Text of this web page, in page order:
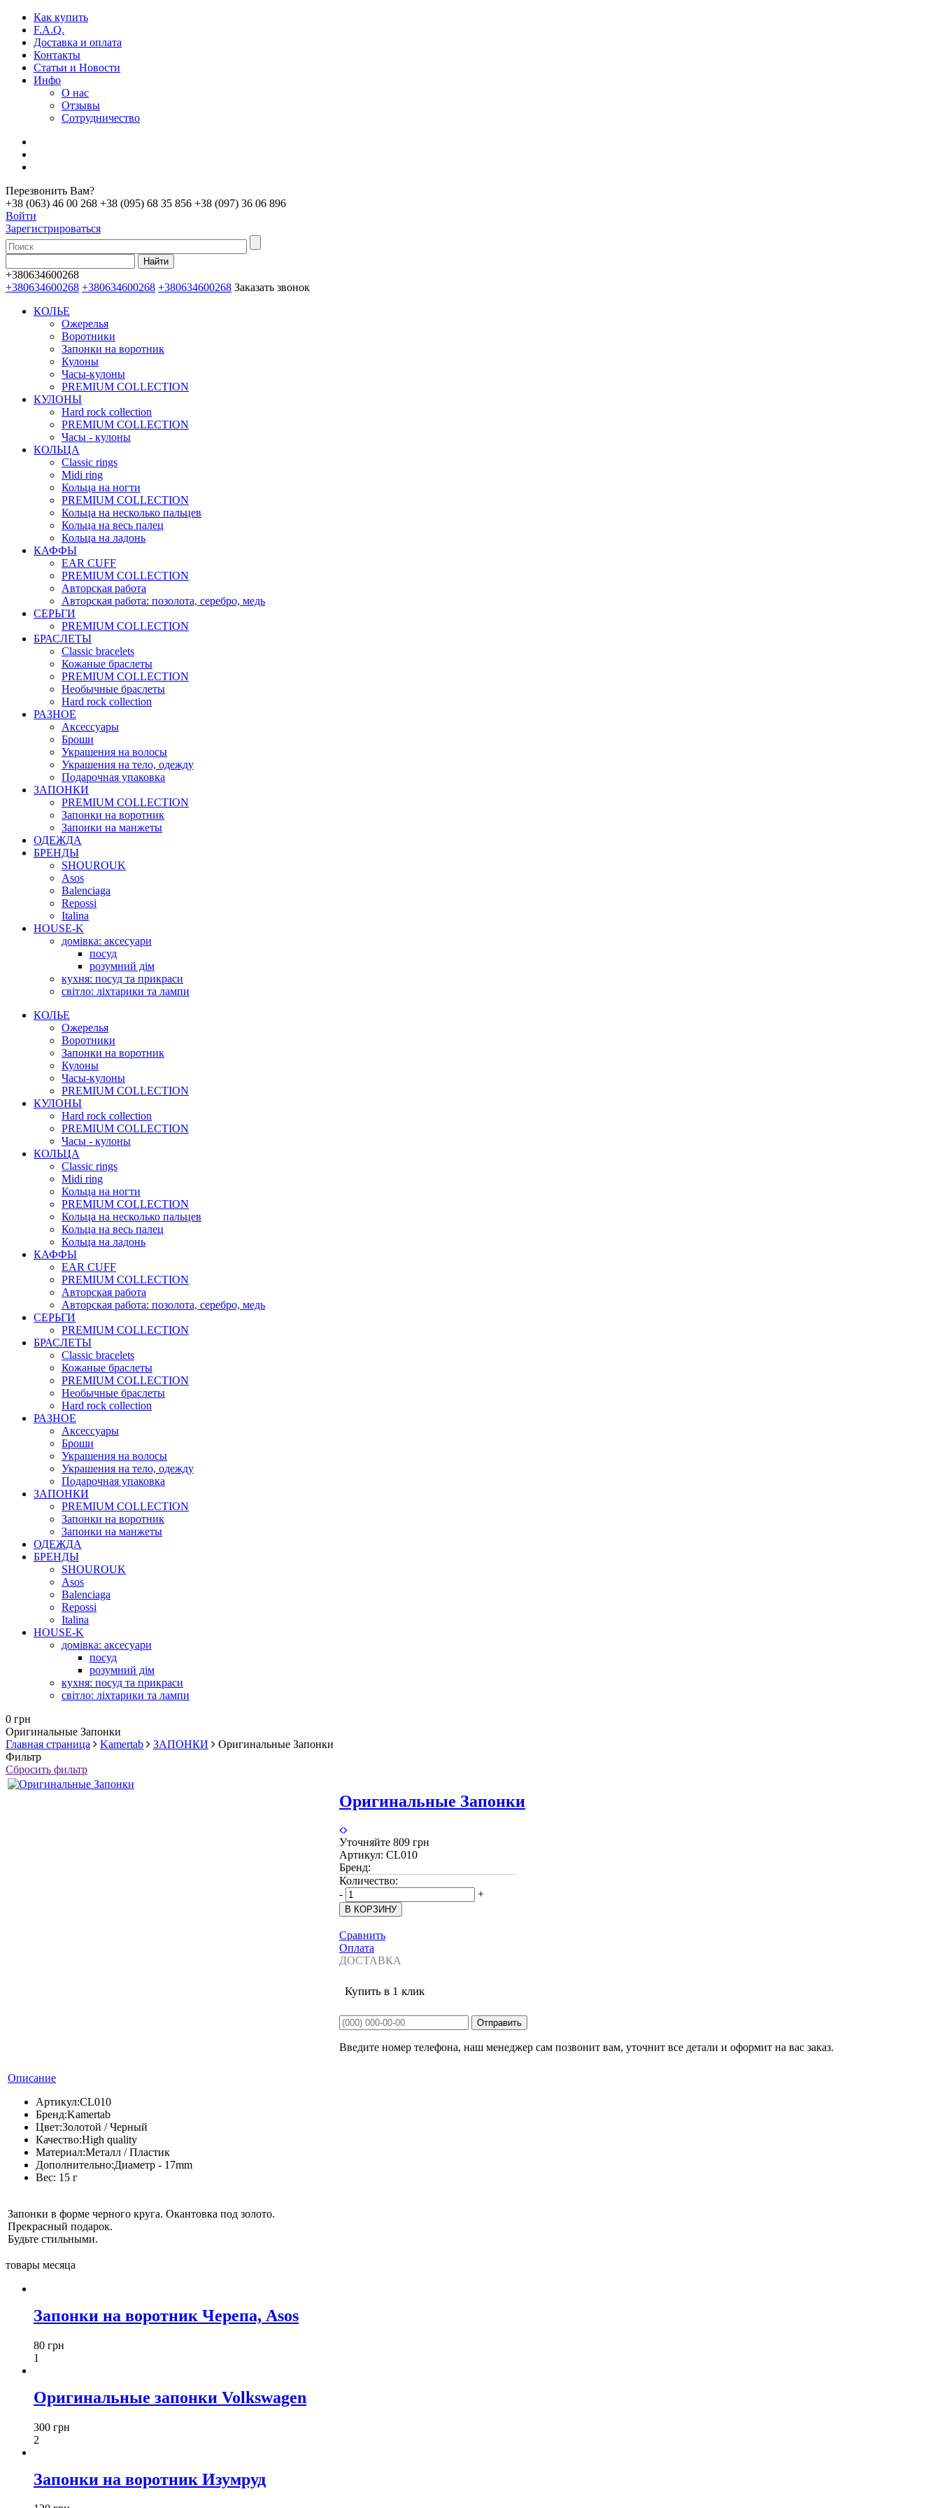
Как купить
F.A.Q.
Доставка и оплата
Контакты
Статьи и Новости
Инфо
О нас
Отзывы
Сотрудничество
Перезвонить Вам?
+38 (063) 46 00 268 +38 (095) 68 35 856 +38 (097) 36 06 896
Войти
Зарегистрироваться
+380634600268
+380634600268 +380634600268 +380634600268 Заказать звонок
КОЛЬЕ
Ожерелья
Воротники
Запонки на воротник
Кулоны
Часы-кулоны
PREMIUM COLLECTION
КУЛОНЫ
Hard rock collection
PREMIUM COLLECTION
Часы - кулоны
КОЛЬЦА
Classic rings
Midi ring
Кольца на ногти
PREMIUM COLLECTION
Кольца на несколько пальцев
Кольца на весь палец
Кольца на ладонь
КАФФЫ
EAR CUFF
PREMIUM COLLECTION
Авторская работа
Авторская работа: позолота, серебро, медь
СЕРЬГИ
PREMIUM COLLECTION
БРАСЛЕТЫ
Classic bracelets
Кожаные браслеты
PREMIUM COLLECTION
Необычные браслеты
Hard rock collection
РАЗНОЕ
Аксессуары
Броши
Украшения на волосы
Украшения на тело, одежду
Подарочная упаковка
ЗАПОНКИ
PREMIUM COLLECTION
Запонки на воротник
Запонки на манжеты
ОДЕЖДА
БРЕНДЫ
SHOUROUK
Asos
Balenciaga
Repossi
Italina
HOUSE-K
домівка: аксесуари
посуд
розумний дім
кухня: посуд та прикраси
світло: ліхтарики та лампи
КОЛЬЕ
Ожерелья
Воротники
Запонки на воротник
Кулоны
Часы-кулоны
PREMIUM COLLECTION
КУЛОНЫ
Hard rock collection
PREMIUM COLLECTION
Часы - кулоны
КОЛЬЦА
Classic rings
Midi ring
Кольца на ногти
PREMIUM COLLECTION
Кольца на несколько пальцев
Кольца на весь палец
Кольца на ладонь
КАФФЫ
EAR CUFF
PREMIUM COLLECTION
Авторская работа
Авторская работа: позолота, серебро, медь
СЕРЬГИ
PREMIUM COLLECTION
БРАСЛЕТЫ
Classic bracelets
Кожаные браслеты
PREMIUM COLLECTION
Необычные браслеты
Hard rock collection
РАЗНОЕ
Аксессуары
Броши
Украшения на волосы
Украшения на тело, одежду
Подарочная упаковка
ЗАПОНКИ
PREMIUM COLLECTION
Запонки на воротник
Запонки на манжеты
ОДЕЖДА
БРЕНДЫ
SHOUROUK
Asos
Balenciaga
Repossi
Italina
HOUSE-K
домівка: аксесуари
посуд
розумний дім
кухня: посуд та прикраси
світло: ліхтарики та лампи
0 грн
Оригинальные Запонки
Главная страница
Kamertab ЗАПОНКИ
Оригинальные Запонки
Фильтр
Сбросить фильтр
Оригинальные Запонки
Уточняйте 809 грн
Артикул: CL010
Бренд:
Количество:
-
+
Сравнить
Оплата
ДОСТАВКА
Купить в 1 клик
Введите номер телефона, наш менеджер сам позвонит вам, уточнит все детали и оформит на вас заказ.
Описание
Артикул:CL010
Бренд:Kamertab
Цвет:Золотой / Черный
Качество:High quality
Материал:Металл / Пластик
Дополнительно:Диаметр - 17mm
Вес: 15 г
Запонки в форме черного круга. Окантовка под золото.
Прекрасный подарок.
Будьте стильными.
товары месяца
Запонки на воротник Черепа, Asos
80 грн
1
Оригинальные запонки Volkswagen
300 грн
2
Запонки на воротник Изумруд